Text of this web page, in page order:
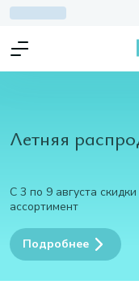
Летняя
С 3 по 9 августа
ассортимент
Подробнее